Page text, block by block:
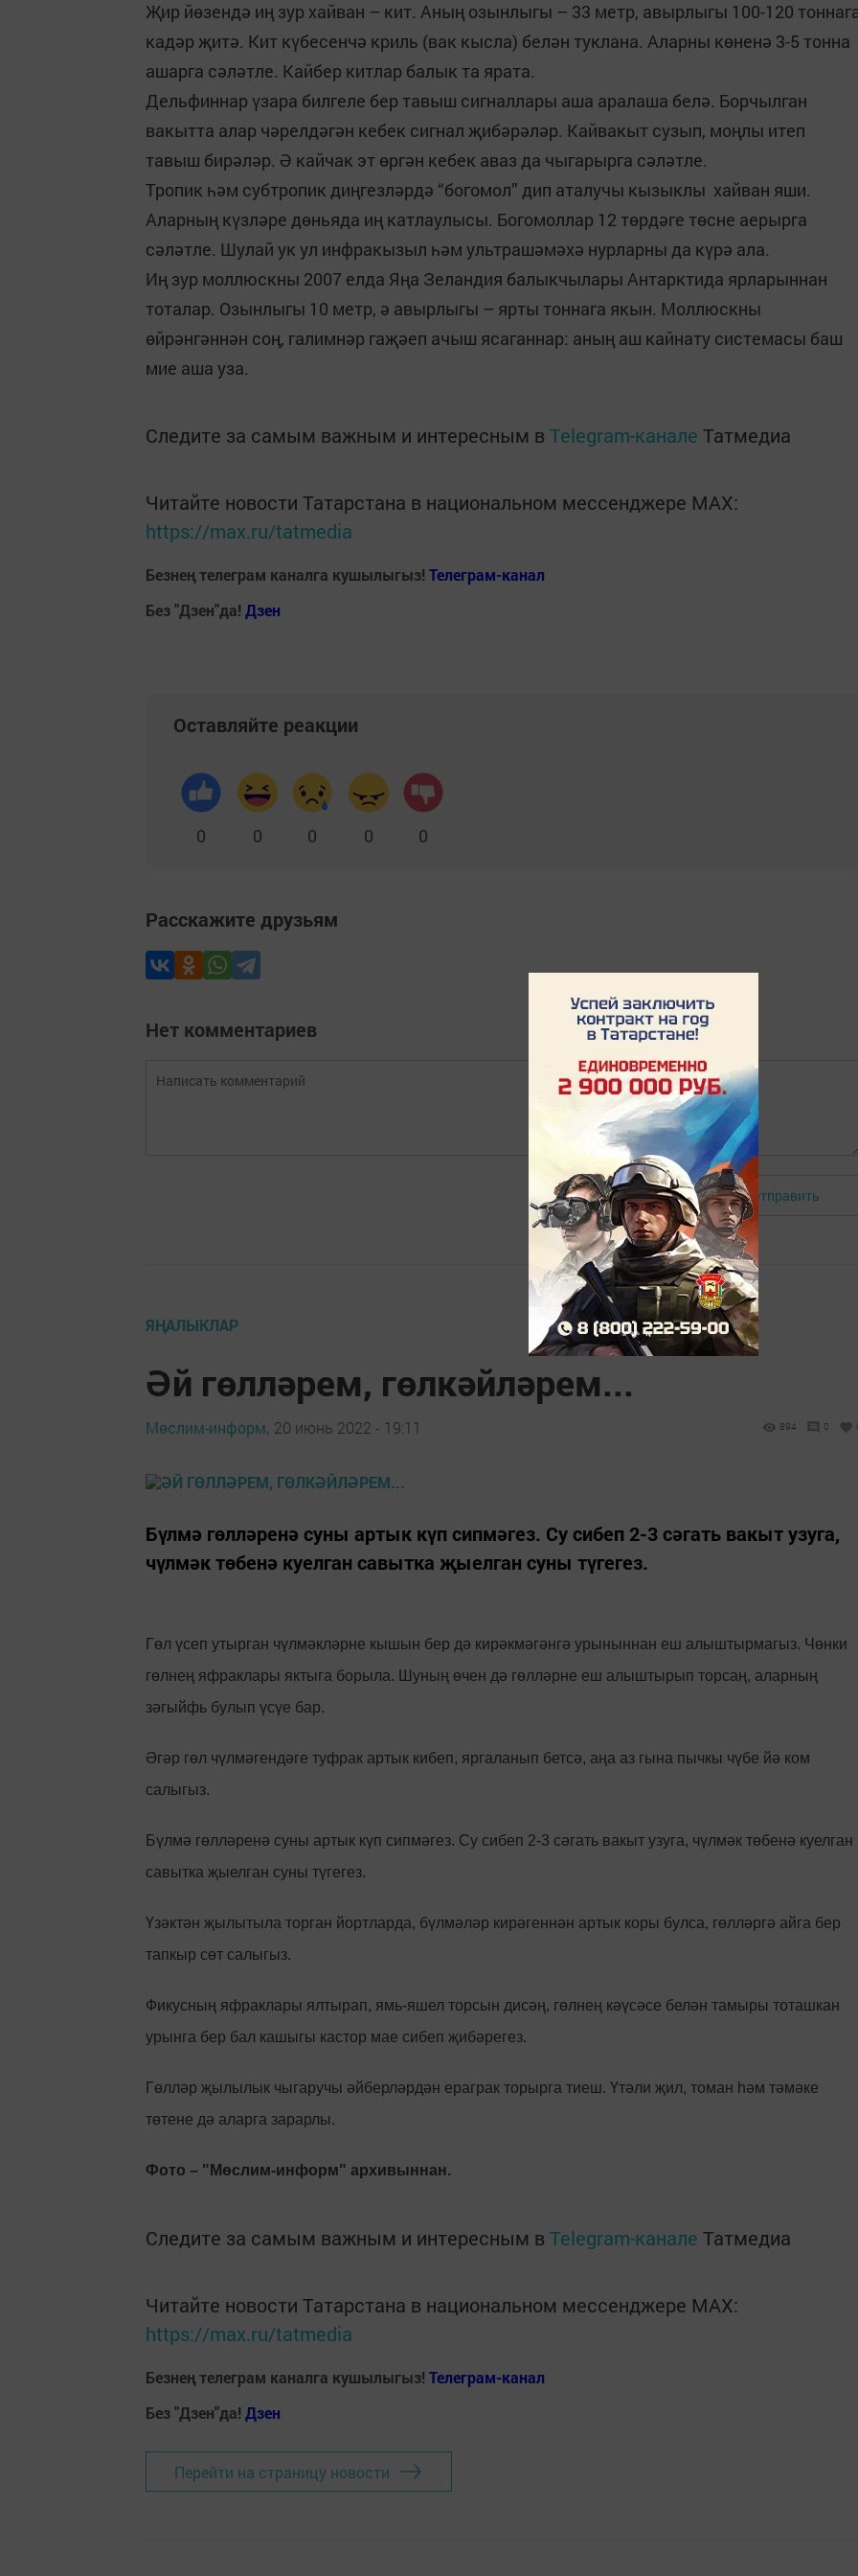
Җир йөзендә иң зур хайван – кит. Аның озынлыгы – 33 метр, авырлыгы 100-120
кадәр җитә. Кит күбесенчә криль (вак кысла) белән туклана. Аларны көненә 3-5 тонна
ашарга сәләтле. Кайбер китлар балык та ярата.
Дельфиннар үзара билгеле бер тавыш сигналлары аша аралаша белә. Борчылган
вакытта алар чәрелдәгән кебек сигнал җибәрәләр. Кайвакыт сузып, моңлы итеп
тавыш бирәләр. Ә кайчак эт өргән кебек аваз да чыгарырга сәләтле.
Тропик һәм субтропик диңгезләрдә “богомол” дип аталучы кызыклы хайван яши.
Аларның күзләре дөньяда иң катлаулысы. Богомоллар 12 төрдәге төсне аерырга
сәләтле. Шулай ук ул инфракызыл һәм ультрашәмәхә нурларны да күрә ала.
Иң зур моллюскны 2007 елда Яңа Зеландия балыкчылары Антарктида ярларыннан
тоталар. Озынлыгы 10 метр, ә авырлыгы – ярты тоннага якын. Моллюскны
өйрәнгәннән соң, галимнәр гаҗәеп ачыш ясаганнар: аның аш кайнату системасы баш
мие аша уза.
Следите за самым важным и интересным в Telegram-канале Татмедиа
Читайте новости Татарстана в национальном мессенджере MАХ:
https://max.ru/tatmedia
Безнең телеграм каналга кушылыгыз! Телеграм-канал
Без "Дзен"да! Дзен
Оставляйте реакции
0 0 0 0 0
Расскажите друзьям
Нет комментариев
Авторизоваться Отправить
ЯҢАЛЫКЛАР
Әй гөлләрем, гөлкәйләрем...
Мөслим-информ, 20 июнь 2022 - 19:11 894 0
Бүлмә гөлләренә суны артык күп сипмәгез. Су сибеп 2-3 сәгать вакыт узуга,
чүлмәк төбенә куелган савытка җыелган суны түгегез.
Гөл үсеп утырган чүлмәкләрне кышын бер дә кирәкмәгәнгә урыныннан еш алыштырмагыз. Чөнки
гөлнең яфраклары яктыга борыла. Шуның өчен дә гөлләрне еш алыштырып торсаң, аларның
зәгыйфь булып үсүе бар.
Әгәр гөл чүлмәгендәге туфрак артык кибеп, яргаланып бетсә, аңа аз гына пычкы чүбе йә ком
салыгыз.
Бүлмә гөлләренә суны артык күп сипмәгез. Су сибеп 2-3 сәгать вакыт узуга, чүлмәк төбенә куелган
савытка җыелган суны түгегез.
Үзәктән җылытыла торган йортларда, бүлмәләр кирәгеннән артык коры булса, гөлләргә айга бер
тапкыр сөт салыгыз.
Фикусның яфраклары ялтырап, ямь-яшел торсын дисәң, гөлнең кәүсәсе белән тамыры тоташкан
урынга бер бал кашыгы кастор мае сибеп җибәрегез.
Гөлләр җылылык чыгаручы әйберләрдән ераграк торырга тиеш. Үтәли җил, томан һәм тәмәке
төтене дә аларга зарарлы.
Фото – "Мөслим-информ" архивыннан.
Следите за самым важным и интересным в Telegram-канале Татмедиа
Читайте новости Татарстана в национальном мессенджере MАХ:
https://max.ru/tatmedia
Безнең телеграм каналга кушылыгыз! Телеграм-канал
Без "Дзен"да! Дзен
Перейти на страницу новости